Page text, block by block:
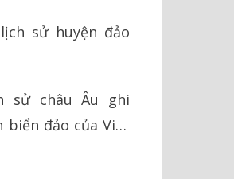
sử huyện đảo
sử châu Âu ghi
biển đảo của Việt